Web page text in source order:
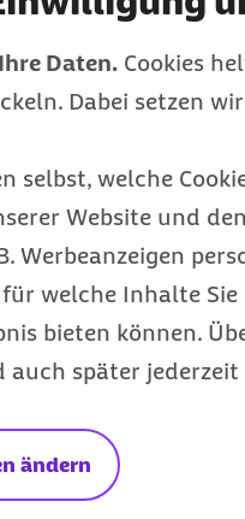
Daten. Cookies
Dabei setzen
selbst, welche
Website und
Werbeanzeigen
welche Inhalte
bieten können.
auch später
ändern
haben das
weitere
CoV-2-
für
von
und
erbringen.
Apotheken im
eine
des
nachvollziehbar
Austausch von